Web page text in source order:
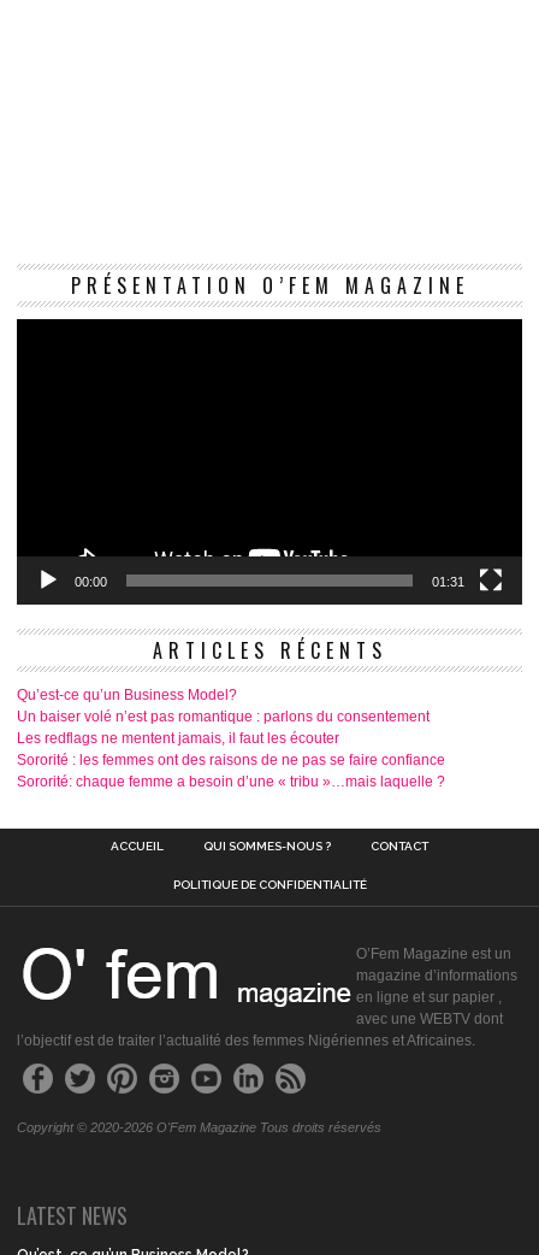
PRÉSENTATION O’FEM MAGAZINE
00:00 01:31
ARTICLES RÉCENTS
Qu’est-ce qu’un Business Model?
Un baiser volé n’est pas romantique : parlons du consentement
Les redflags ne mentent jamais, il faut les écouter
Sororité : les femmes ont des raisons de ne pas se faire confiance
Sororité: chaque femme a besoin d’une « tribu »…mais laquelle ?
ACCUEIL QUI SOMMES-NOUS ? CONTACT
POLITIQUE DE CONFIDENTIALITÉ
O’Fem Magazine est un
magazine d’informations
en ligne et sur papier ,
avec une WEBTV dont
l’objectif est de traiter l’actualité des femmes Nigériennes et Africaines.
Copyright © 2020-2026 O'Fem Magazine Tous droits réservés
LATEST NEWS